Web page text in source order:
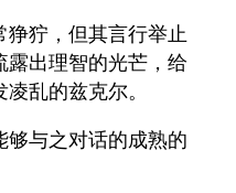
狞，但其言行举止
出理智的光芒，给
乱的兹克尔。
与之对话的成熟的